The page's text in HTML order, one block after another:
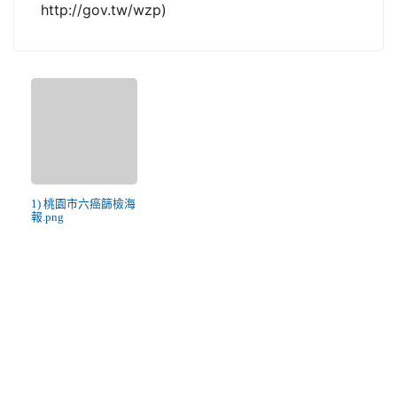
http://gov.tw/wzp)
1) 桃園市六癌篩檢海
報.png